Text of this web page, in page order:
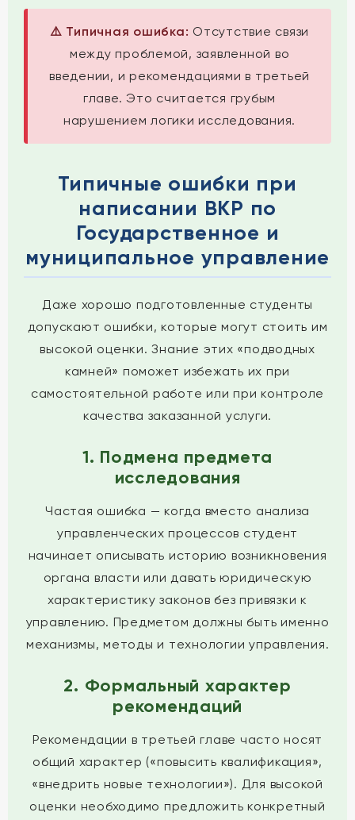
⚠️ Типичная ошибка: Отсутствие связи
между проблемой, заявленной во
введении, и рекомендациями в третьей
главе. Это считается грубым
нарушением логики исследования.
Типичные ошибки при
написании ВКР по
Государственное и
муниципальное управление
Даже хорошо подготовленные студенты
допускают ошибки, которые могут стоить им
высокой оценки. Знание этих «подводных
камней» поможет избежать их при
самостоятельной работе или при контроле
качества заказанной услуги.
1. Подмена предмета
исследования
Частая ошибка — когда вместо анализа
управленческих процессов студент
начинает описывать историю возникновения
органа власти или давать юридическую
характеристику законов без привязки к
управлению. Предметом должны быть именно
механизмы, методы и технологии управления.
2. Формальный характер
рекомендаций
Рекомендации в третьей главе часто носят
общий характер («повысить квалификация»,
«внедрить новые технологии»). Для высокой
оценки необходимо предложить конкретный